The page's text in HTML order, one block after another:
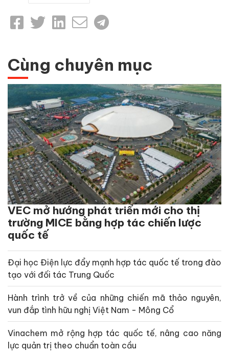
Cùng chuyên mục
VEC mở hướng phát triển mới cho thị
trường MICE bằng hợp tác chiến lược
quốc tế
Đại học Điện lực đẩy mạnh hợp tác quốc tế trong đào
tạo với đối tác Trung Quốc
Hành trình trở về của những chiến mã thảo nguyên,
vun đắp tình hữu nghị Việt Nam - Mông Cổ
Vinachem mở rộng hợp tác quốc tế, nâng cao năng
lực quản trị theo chuẩn toàn cầu